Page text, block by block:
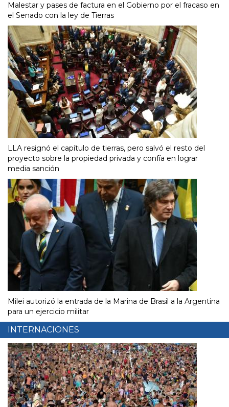
Malestar y pases de factura en el Gobierno por el fracaso en
el Senado con la ley de Tierras
LLA resignó el capítulo de tierras, pero salvó el resto del
proyecto sobre la propiedad privada y confía en lograr
media sanción
Milei autorizó la entrada de la Marina de Brasil a la Argentina
para un ejercicio militar
INTERNACIONES